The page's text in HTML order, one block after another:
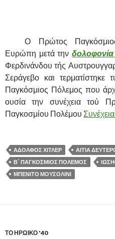
Ο Πρώτος
Ευρώπη μετά την
Φερδινάνδου τής
Σεράγεβο και
Παγκόσμιος Πόλεμος που
ουσία την συνέχεια τού
Παγκοσμίου Πολέμου
ΑΔΟΛΦΟΣ ΧΙΤΛΕΡ
ΑΙΤΙΑ
Β΄ ΠΑΓΚΟΣΜΙΟΣ ΠΟΛΕΜΟΣ
ΜΠΕΝΙΤΟ ΜΟΥΣΟΛΙΝΙ
ΤΟ ΗΡΩΙΚΟ '40